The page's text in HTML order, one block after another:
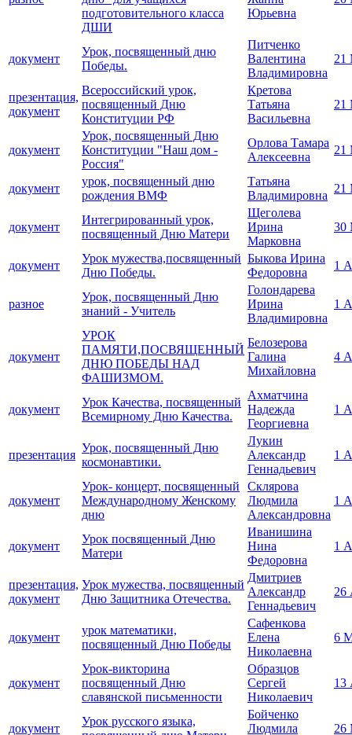
подготовительного класса
ДШИ
Юрьевна
документ
Урок, посвященный дню
Победы.
Питченко
Валентина
Владимировна
21
презентация,
документ
Всероссийский урок,
посвященный Дню
Конституции РФ
Кретова
Татьяна
Васильевна
21
документ
Урок, посвященный Дню
Конституции "Наш дом -
Россия"
Орлова Тамара
Алексеевна
21
документ
урок, посвященный дню
рождения ВМФ
Татьяна
Владимировна
21
документ
Интегрированный урок,
посвященный Дню Матери
Щеголева
Ирина
Марковна
30
документ
Урок мужества,посвященный
Дню Победы.
Быкова Ирина
Федоровна
1
разное
Урок, посвященный Дню
знаний - Учитель
Голондарева
Ирина
Владимировна
1
документ
УРОК
ПАМЯТИ,ПОСВЯЩЕННЫЙ
ДНЮ ПОБЕДЫ НАД
ФАШИЗМОМ.
Белозерова
Галина
Михайловна
4
документ
Урок Качества, посвященный
Всемирному Дню Качества.
Ахматчина
Надежда
Георгиевна
1
презентация
Урок, посвященный Дню
космонавтики.
Лукин
Александр
Геннадьевич
1
документ
Урок- концерт, посвященный
Международному Женскому
дню
Склярова
Людмила
Александровна
1
документ
Урок посвященный Дню
Матери
Иванишина
Нина
Федоровна
1
презентация,
документ
Урок мужества, посвященный
Дню Защитника Отечества.
Дмитриев
Александр
Геннадьевич
26
документ
урок математики,
посвященный Дню Победы
Сафенкова
Елена
Николаевна
6
документ
Урок-викторина
посвященный Дню
славянской письменности
Образцов
Сергей
Николаевич
13
документ
Урок русского языка,
Бойченко
Людмила
26